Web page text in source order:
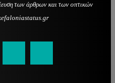
των άρθρων και των οπτικών
kefaloniastatus.gr